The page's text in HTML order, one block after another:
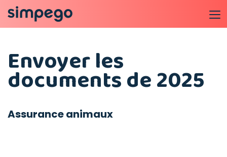
Envoyer les
documents de 2025
Assurance animaux